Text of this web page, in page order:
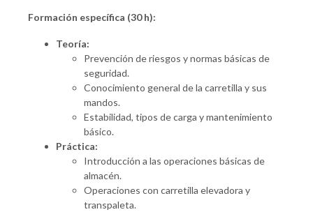
Formación específica (30 h):
Teoría:
Prevención de riesgos y normas básicas de
seguridad.
Conocimiento general de la carretilla y sus
mandos.
Estabilidad, tipos de carga y mantenimiento
básico.
Práctica:
Introducción a las operaciones básicas de
almacén.
Operaciones con carretilla elevadora y
transpaleta.